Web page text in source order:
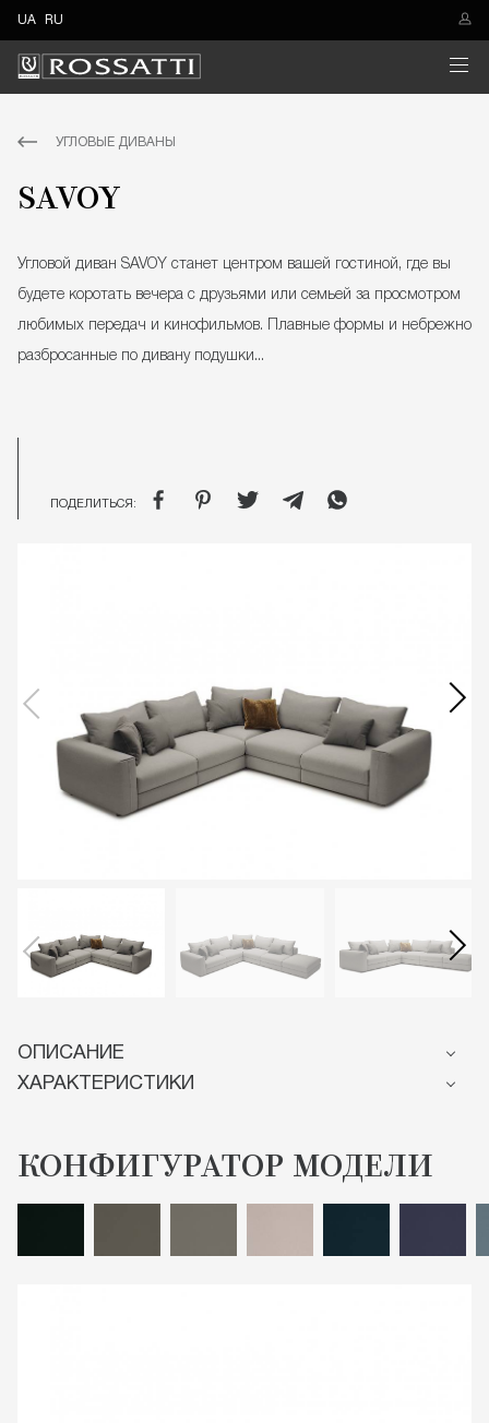
UA RU
УГЛОВЫЕ ДИВАНЫ
SAVOY
Угловой диван SAVOY станет центром вашей гостиной, где вы
будете коротать вечера с друзьями или семьей за просмотром
любимых передач и кинофильмов. Плавные формы и небрежно
разбросанные по дивану подушки...
ПОДЕЛИТЬСЯ:
ОПИСАНИЕ
ХАРАКТЕРИСТИКИ
КОНФИГУРАТОР МОДЕЛИ